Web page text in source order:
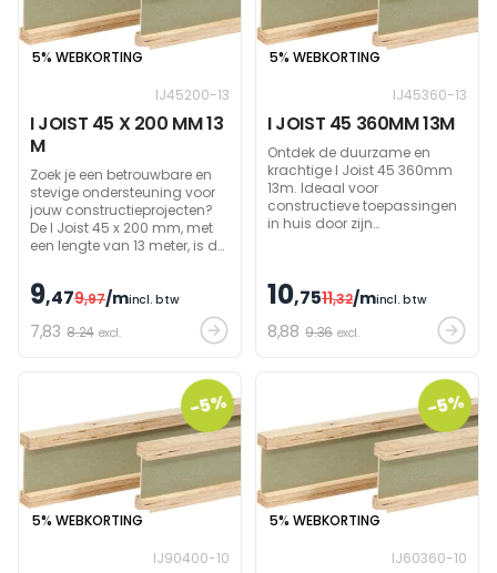
5% WEBKORTING
IJ45200-13
I JOIST 45 X 200 MM 13
M
Zoek je een betrouwbare en
stevige ondersteuning voor
jouw constructieprojecten?
De I Joist 45 x 200 mm, met
een lengte van 13 meter, is de
9,479,97/mincl. btw
7,83 8.24 excl.
5% WEBKORTING
IJ45360-13
I JOIST 45 360MM 13M
Ontdek de duurzame en
krachtige I Joist 45 360mm
13m. Ideaal voor
constructieve toepassingen
in huis door zijn
10,7511,32/mincl. btw
8,88 9.36 excl.
-5%
5% WEBKORTING
IJ90400-10
-5%
5% WEBKORTING
IJ60360-10